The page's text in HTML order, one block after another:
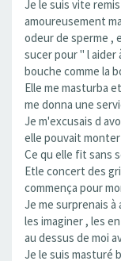
Je le suis vite
amoureusement
odeur de sperme ,
sucer pour " l aider
bouche comme la
Elle me masturba
me donna une
Je m'excusais d
elle pouvait
Ce qu elle fit sans
Etle concert des
commença pour
Je me surprenais
les imaginer , les
au dessus de moi
Je le suis masturé